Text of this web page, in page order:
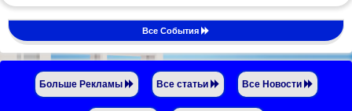
Все События
Больше Рекламы Все статьи Все Новости